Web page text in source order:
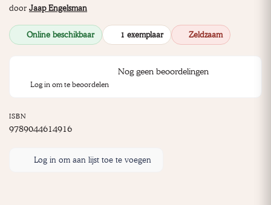
door Jaap Engelsman
Online beschikbaar 1 exemplaar Zeldzaam
Nog geen beoordelingen
Log in om te beoordelen
ISBN
9789044614916
Log in om aan lijst toe te voegen